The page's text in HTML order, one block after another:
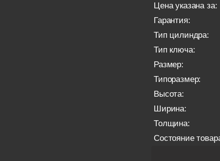
Цена указана за:
Гарантия:
Тип цилиндра:
Тип ключа:
Размер:
Типоразмер:
Высота:
Ширина:
Толщина:
Состояние